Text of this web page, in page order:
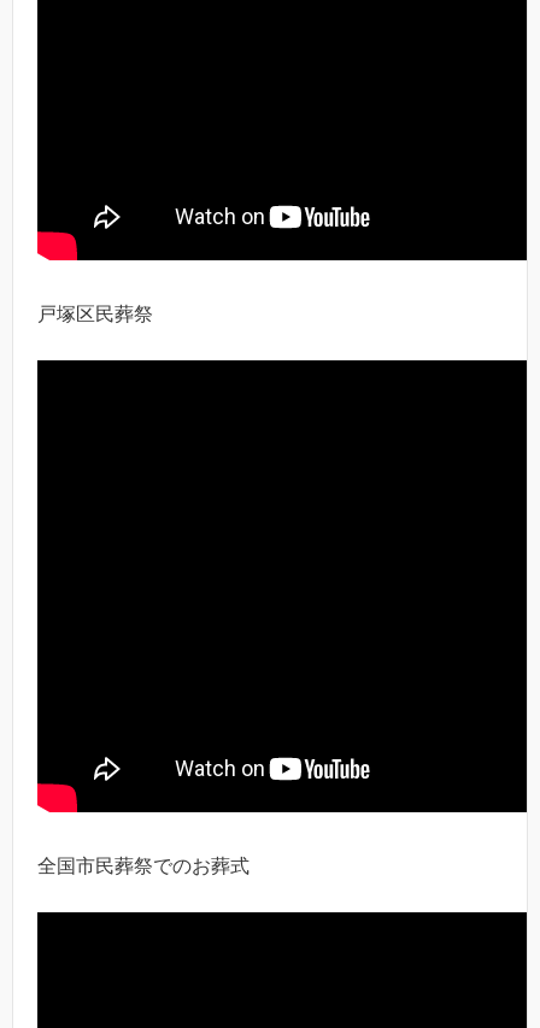
戸塚区民葬祭
全国市民葬祭でのお葬式